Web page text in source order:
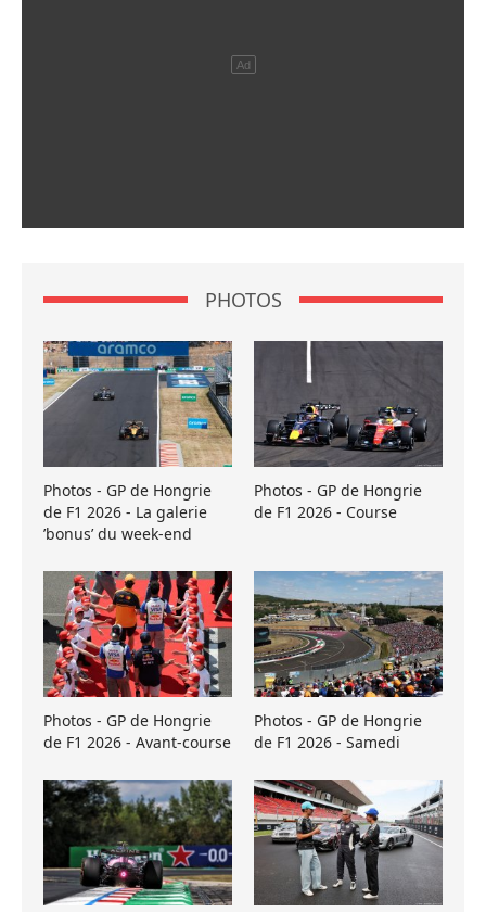
PHOTOS
Photos - GP de Hongrie
de F1 2026 - La galerie
’bonus’ du week-end
Photos - GP de Hongrie
de F1 2026 - Course
Photos - GP de Hongrie
de F1 2026 - Avant-course
Photos - GP de Hongrie
de F1 2026 - Samedi